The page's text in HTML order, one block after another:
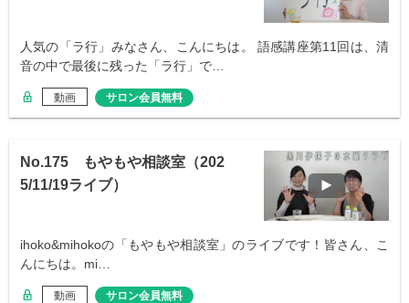
人気の「ラ行」みなさん、こんにちは。 語感講座第11回は、清
音の中で最後に残った「ラ行」で…
動画 サロン会員無料
No.175 もやもや相談室（202
5/11/19ライブ）
ihoko&mihokoの「もやもや相談室」のライブです！皆さん、こ
んにちは。mi…
動画 サロン会員無料